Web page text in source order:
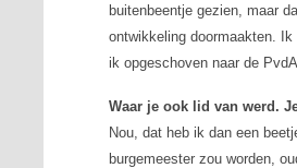
buitenbeentje gezien, maar
ontwikkeling doormaakten.
ik opgeschoven naar de
Waar je ook lid van werd.
Nou, dat heb ik dan een
burgemeester zou worden,